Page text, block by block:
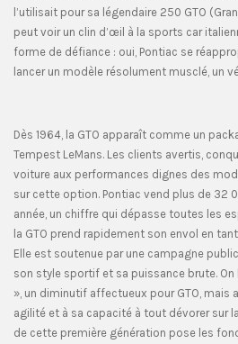
l’utilisait pour sa légendaire 250 GTO
peut voir un clin d’œil à la sports car
forme de défiance : oui, Pontiac se
lancer un modèle résolument musclé, un
Dès 1964, la GTO apparaît comme un
Tempest LeMans. Les clients avertis,
voiture aux performances dignes des
sur cette option. Pontiac vend plus de 32
année, un chiffre qui dépasse toutes les
la GTO prend rapidement son envol en
Elle est soutenue par une campagne
son style sportif et sa puissance brute.
», un diminutif affectueux pour GTO, mais
agilité et à sa capacité à tout dévorer sur
de cette première génération pose les